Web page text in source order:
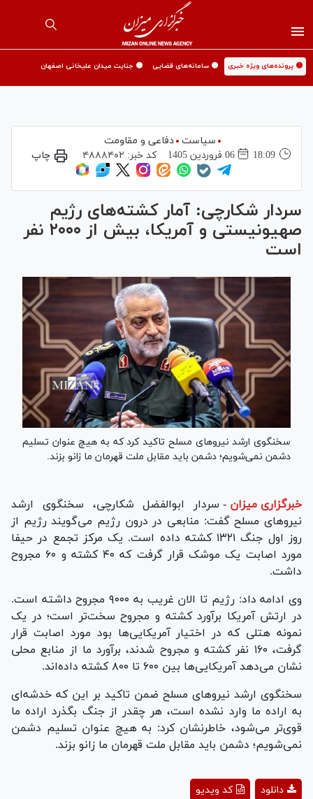
🟡 پرونده‌های ویژه خبری 🟡 سامانه‌های قضایی 🟡 جنایت میدان علیخانی اصفهان
سیاست
دفاعی و مقاومت
18:09
06 فروردين 1405 کد خبر: ۴۸۸۸۴۰۲ چاپ
سردار شکارچی: آمار کشته‌های رژیم
صهیونیستی و آمریکا، بیش از ۲۰۰۰ نفر
است
سخنگوی ارشد نیرو‌های مسلح تاکید کرد که به هیچ عنوان تسلیم
دشمن نمی‌شویم؛ دشمن باید مقابل ملت قهرمان ما زانو بزند.
خبرگزاری میزان - سردار ابوالفضل شکارچی، سخنگوی ارشد
نیرو‌های مسلح گفت: منابعی در درون رژیم می‌گویند رژیم از
روز اول جنگ ۱۳۲۱ کشته داده است. یک مرکز تجمع در حیفا
مورد اصابت یک موشک قرار گرفت که ۴۰ کشته و ۶۰ مجروح
داشت.
وی ادامه داد: رژیم تا الان غریب به ۹۰۰۰ مجروح داشته است.
در ارتش آمریکا برآورد کشته و مجروح سخت‌تر است؛ در یک
نمونه هتلی که در اختیار آمریکایی‌ها بود مورد اصابت قرار
گرفت، ۱۶۰ نفر کشته و مجروح شدند، برآورد ما از منابع محلی
نشان می‌دهد آمریکایی‌ها بین ۶۰۰ تا ۸۰۰ کشته داده‌اند.
سخنگوی ارشد نیرو‌های مسلح ضمن تاکید بر این که خدشه‌ای
به اراده ما وارد نشده است، هر چقدر از جنگ بگذرد اراده ما
قوی‌تر می‌شود، خاطرنشان کرد: به هیچ عنوان تسلیم دشمن
نمی‌شویم؛ دشمن باید مقابل ملت قهرمان ما زانو بزند.
Playکد ویدیو دانلود